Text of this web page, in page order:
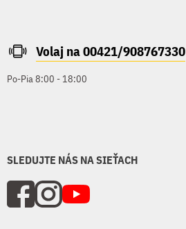
Volaj na 00421/908767330
Po-Pia 8:00 - 18:00
SLEDUJTE NÁS NA SIEŤACH